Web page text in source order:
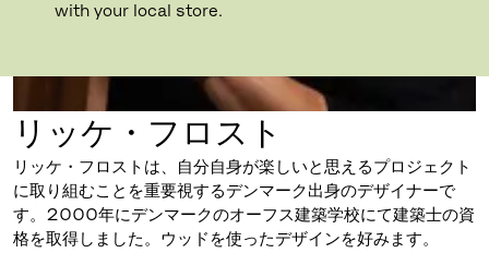
with your local store.
リッケ・フロスト
リッケ・フロストは、自分自身が楽しいと思えるプロジェクト
に取り組むことを重要視するデンマーク出身のデザイナーで
す。2000年にデンマークのオーフス建築学校にて建築士の資
格を取得しました。ウッドを使ったデザインを好みます。